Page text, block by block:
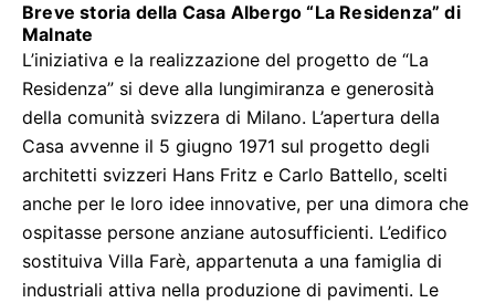
Breve storia della Casa Albergo “La Residenza” di
Malnate
L’iniziativa e la realizzazione del progetto de “La
Residenza” si deve alla lungimiranza e generosità
della comunità svizzera di Milano. L’apertura della
Casa avvenne il 5 giugno 1971 sul progetto degli
architetti svizzeri Hans Fritz e Carlo Battello, scelti
anche per le loro idee innovative, per una dimora che
ospitasse persone anziane autosufficienti. L’edifico
sostituiva Villa Farè, appartenuta a una famiglia di
industriali attiva nella produzione di pavimenti. Le